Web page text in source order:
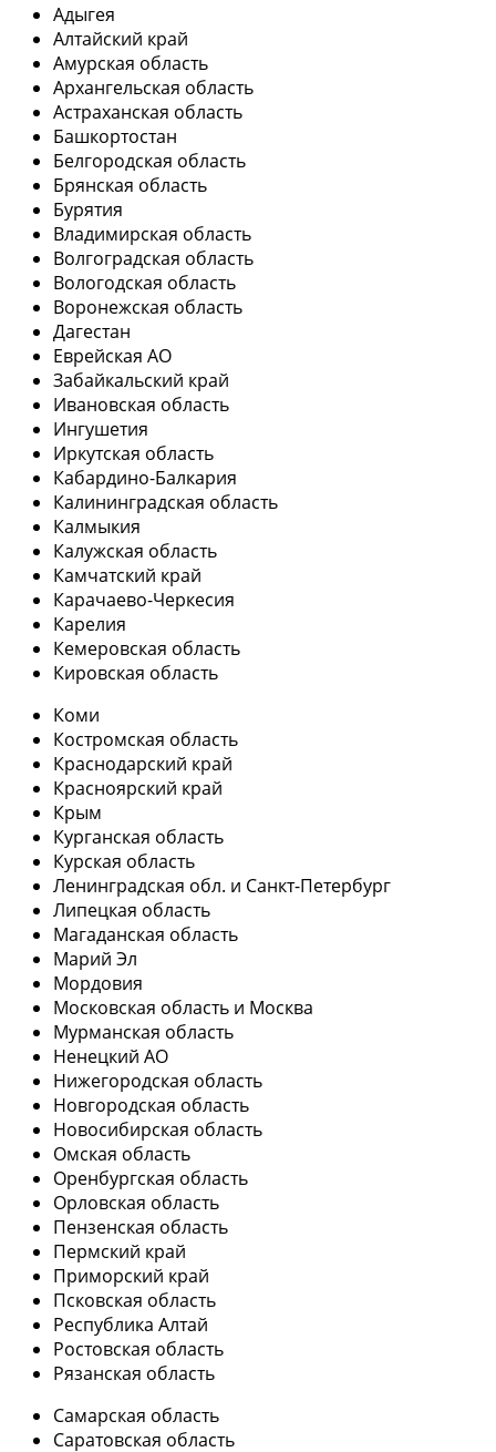
Адыгея
Алтайский край
Амурская область
Архангельская область
Астраханская область
Башкортостан
Белгородская область
Брянская область
Бурятия
Владимирская область
Волгоградская область
Вологодская область
Воронежская область
Дагестан
Еврейская АО
Забайкальский край
Ивановская область
Ингушетия
Иркутская область
Кабардино-Балкария
Калининградская область
Калмыкия
Калужская область
Камчатский край
Карачаево-Черкесия
Карелия
Кемеровская область
Кировская область
Коми
Костромская область
Краснодарский край
Красноярский край
Крым
Курганская область
Курская область
Ленинградская обл. и Санкт-Петербург
Липецкая область
Магаданская область
Марий Эл
Мордовия
Московская область и Москва
Мурманская область
Ненецкий АО
Нижегородская область
Новгородская область
Новосибирская область
Омская область
Оренбургская область
Орловская область
Пензенская область
Пермский край
Приморский край
Псковская область
Республика Алтай
Ростовская область
Рязанская область
Самарская область
Саратовская область